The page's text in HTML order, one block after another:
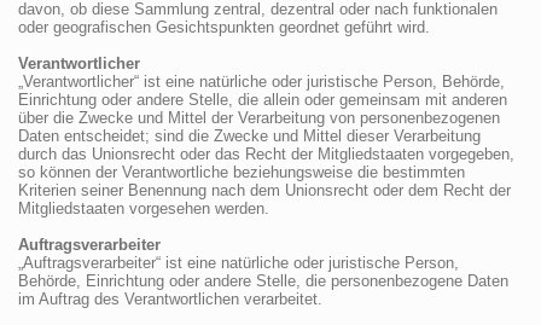
davon, ob diese Sammlung zentral, dezentral oder nach funktionalen
oder geografischen Gesichtspunkten geordnet geführt wird.
Verantwortlicher
„Verantwortlicher“ ist eine natürliche oder juristische Person, Behörde,
Einrichtung oder andere Stelle, die allein oder gemeinsam mit anderen
über die Zwecke und Mittel der Verarbeitung von personenbezogenen
Daten entscheidet; sind die Zwecke und Mittel dieser Verarbeitung
durch das Unionsrecht oder das Recht der Mitgliedstaaten vorgegeben,
so können der Verantwortliche beziehungsweise die bestimmten
Kriterien seiner Benennung nach dem Unionsrecht oder dem Recht der
Mitgliedstaaten vorgesehen werden.
Auftragsverarbeiter
„Auftragsverarbeiter“ ist eine natürliche oder juristische Person,
Behörde, Einrichtung oder andere Stelle, die personenbezogene Daten
im Auftrag des Verantwortlichen verarbeitet.